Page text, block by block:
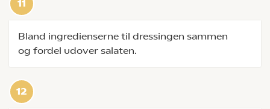
Bland ingredienserne til dressingen sammen
og fordel udover salaten.